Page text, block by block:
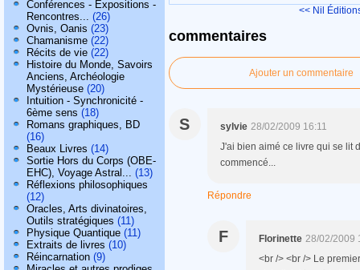
Conférences - Expositions -
Rencontres... (26)
Ovnis, Oanis (23)
Chamanisme (22)
Récits de vie (22)
Histoire du Monde, Savoirs
Anciens, Archéologie
Mystérieuse (20)
Intuition - Synchronicité -
6ème sens (18)
Romans graphiques, BD
(16)
Beaux Livres (14)
Sortie Hors du Corps (OBE-
EHC), Voyage Astral... (13)
Réflexions philosophiques
(12)
Oracles, Arts divinatoires,
Outils stratégiques (11)
Physique Quantique (11)
Extraits de livres (10)
Réincarnation (9)
<< Nil
commentaires
Ajouter un commentaire
S sylvie 28/02/2009 16:11
J'ai bien aimé ce livre qui se lit
commencé...
Répondre
F Florinette 28/02/2009
<br /> <br /> Le